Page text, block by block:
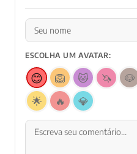
ESCOLHA UM AVATAR:
😊 🦁 🐱 🦄 🐶
🌟
🔥 💎